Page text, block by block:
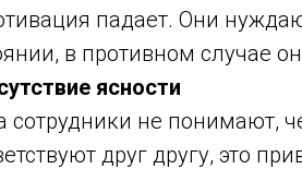
падает. Они
в противном случае
ясности
сотрудники не понимают,
друг другу, это